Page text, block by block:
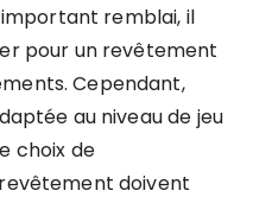
important remblai, il
pour un revêtement
Cependant,
au niveau de jeu
choix de
doivent